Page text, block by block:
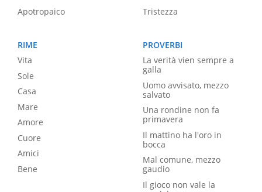
Apotropaico
Tristezza
RIME
Vita
Sole
Casa
Mare
Amore
Cuore
Amici
Bene
PROVERBI
La verità vien sempre a
galla
Uomo avvisato, mezzo
salvato
Una rondine non fa
primavera
Il mattino ha l'oro in
bocca
Mal comune, mezzo
gaudio
Il gioco non vale la